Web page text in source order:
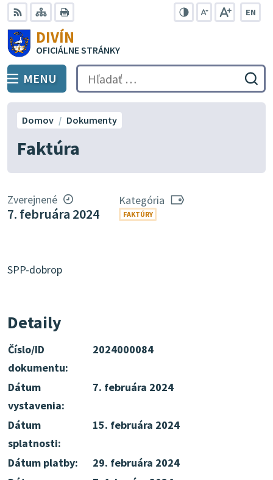
Preskočiť
na
obsah
RSS Mapa
EN
DIVÍN
OFICIÁLNE STRÁNKY
PREPNÚŤ
MENU Hľadať:
Faktúra
Domov Dokumenty
Zverejnené
7. februára 2024
Kategória
FAKTÚRY
SPP-dobrop
Detaily
Číslo/ID
dokumentu:
2024000084
Dátum
vystavenia:
7. februára 2024
Dátum
splatnosti:
15. februára 2024
Dátum platby:
29. februára 2024